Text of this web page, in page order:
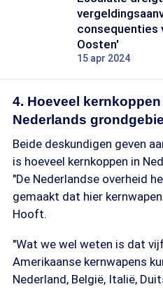
consequenties
Oosten'
15 apr 2024
4. Hoeveel
Nederlands
Beide deskundigen geven
is hoeveel kernkoppen in
"De Nederlandse overheid
gemaakt dat hier
Hooft.
"Wat we wel weten is dat
Amerikaanse kernwapens
Nederland, België, Italië,